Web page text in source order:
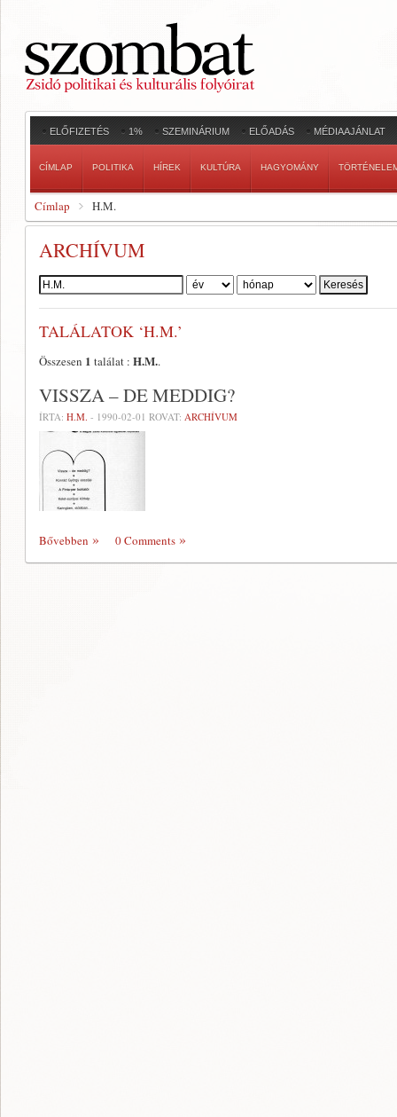
ELŐFIZETÉS 1% SZEMINÁRIUM ELŐADÁS MÉDIAAJÁNLAT
CÍMLAP POLITIKA HÍREK KULTÚRA HAGYOMÁNY
Címlap H.M.
ARCHÍVUM
Szerző:
TALÁLATOK ‘H.M.’
Összesen 1 találat : H.M..
VISSZA – DE MEDDIG?
ÍRTA: H.M. - 1990-02-01 ROVAT: ARCHÍVUM
Bővebben 0 Comments